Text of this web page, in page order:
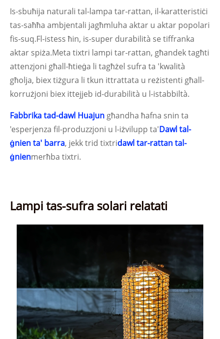
Is-sbuħija naturali tal-lampa tar-rattan, il-karatteristiċi
tas-saħħa ambjentali jagħmluha aktar u aktar popolari
fis-suq.Fl-istess ħin, is-super durabilità se tiffranka
aktar spiża.Meta tixtri lampi tar-rattan, għandek tagħti
attenzjoni għall-ħtieġa li tagħżel sufra ta 'kwalità
għolja, biex tiżgura li tkun ittrattata u reżistenti għall-
korrużjoni biex ittejjeb id-durabilità u l-istabbiltà.
Fabbrika tad-dawl Huajun għandha ħafna snin ta
'esperjenza fil-produzzjoni u l-iżvilupp ta'Dawl tal-
ġnien ta' barra, jekk trid tixtridawl tar-rattan tal-
ġnienmerħba tixtri.
Lampi tas-sufra solari relatati